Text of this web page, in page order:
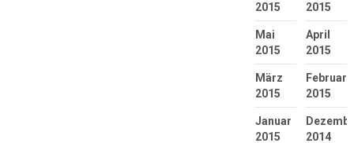
2015 2015
Mai
2015
April
2015
März
2015
Februar
2015
Januar
2015
2014